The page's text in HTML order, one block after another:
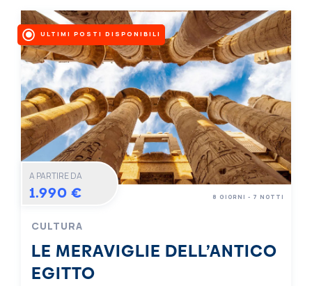
ULTIMI POSTI DISPONIBILI
A PARTIRE DA
1.990 €
CULTURA
LE MERAVIGLIE DELL’ANTICO
EGITTO
8 GIORNI - 7 NOTTI